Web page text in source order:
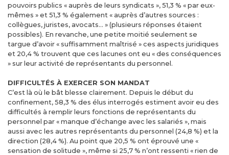
pouvoirs publics « auprès de leurs syndicats », 51,3 % « par eux-
mêmes » et 51,3 % également « auprès d’autres sources :
collègues, juristes, avocats… » (plusieurs réponses étaient
possibles). En revanche, une petite moitié seulement se
targue d’avoir « suffisamment maîtrisé » ces aspects juridiques
et 20,4 % trouvent que ces lacunes ont eu « des conséquences
» sur leur activité de représentants du personnel.
DIFFICULTÉS À EXERCER SON MANDAT
C’est là où le bât blesse clairement. Depuis le début du
confinement, 58,3 % des élus interrogés estiment avoir eu des
difficultés à remplir leurs fonctions de représentants du
personnel par « manque d’échange avec les salariés », mais
aussi avec les autres représentants du personnel (24,8 %) et la
direction (28,4 %). Au point que 20,5 % ont éprouvé une «
sensation de solitude », même si 25,7 % n’ont ressenti « rien de